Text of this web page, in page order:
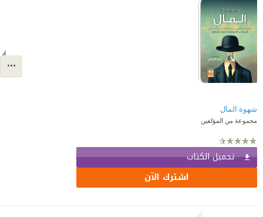
شهوة المال
مجموعة من المؤلفين
تحميل الكتاب
اشترك الآن